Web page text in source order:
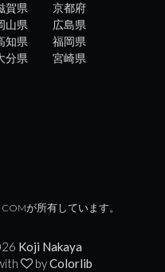
賀県
京都府
山県
広島県
知県
福岡県
分県
宮崎県
が所有しています。
Koji Nakaya
byColorlib